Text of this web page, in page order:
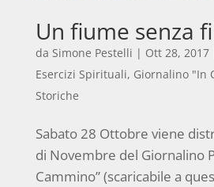
Un fiume senza
da Simone Pestelli | Ott 28, 2017
Esercizi Spirituali, Giornalino "In
Storiche
Sabato 28 Ottobre viene
di Novembre del Giornalino
Cammino” (scaricabile a